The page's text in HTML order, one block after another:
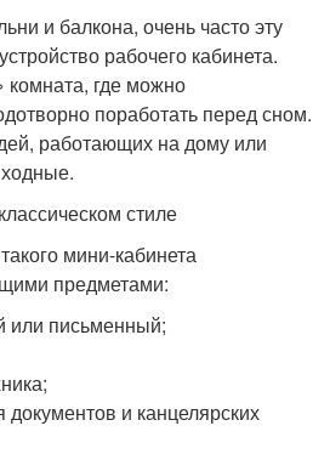
и балкона, очень часто эту
рабочего кабинета.
комната, где можно
поработать перед сном.
работающих на дому или
стиле
мини-кабинета
предметами:
или письменный;
и канцелярских